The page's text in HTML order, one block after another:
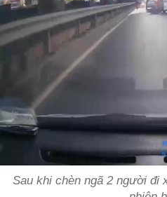
Sau khi chèn ngã 2 người đi